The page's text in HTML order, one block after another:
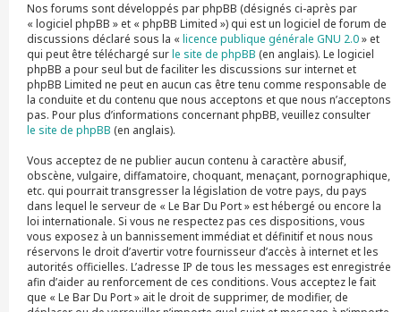
Nos forums sont développés par phpBB (désignés ci-après par
« logiciel phpBB » et « phpBB Limited ») qui est un logiciel de forum de
discussions déclaré sous la « licence publique générale GNU 2.0» et
qui peut être téléchargé surle site de phpBB (en anglais). Le logiciel
phpBB a pour seul but de faciliter les discussions sur internet et
phpBB Limited ne peut en aucun cas être tenu comme responsable de
la conduite et du contenu que nous acceptons et que nous n’acceptons
pas. Pour plus d’informations concernant phpBB, veuillez consulter
le site de phpBB (en anglais).
Vous acceptez de ne publier aucun contenu à caractère abusif,
obscène, vulgaire, diffamatoire, choquant, menaçant, pornographique,
etc. qui pourrait transgresser la législation de votre pays, du pays
dans lequel le serveur de « Le Bar Du Port » est hébergé ou encore la
loi internationale. Si vous ne respectez pas ces dispositions, vous
vous exposez à un bannissement immédiat et définitif et nous nous
réservons le droit d’avertir votre fournisseur d’accès à internet et les
autorités officielles. L’adresse IP de tous les messages est enregistrée
afin d’aider au renforcement de ces conditions. Vous acceptez le fait
que « Le Bar Du Port » ait le droit de supprimer, de modifier, de